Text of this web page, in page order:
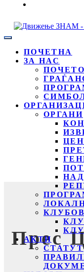
ПОЧЕТНА
ЗА НАС
ОРГАНИ
АКТИ
СТАТУТ
Прес